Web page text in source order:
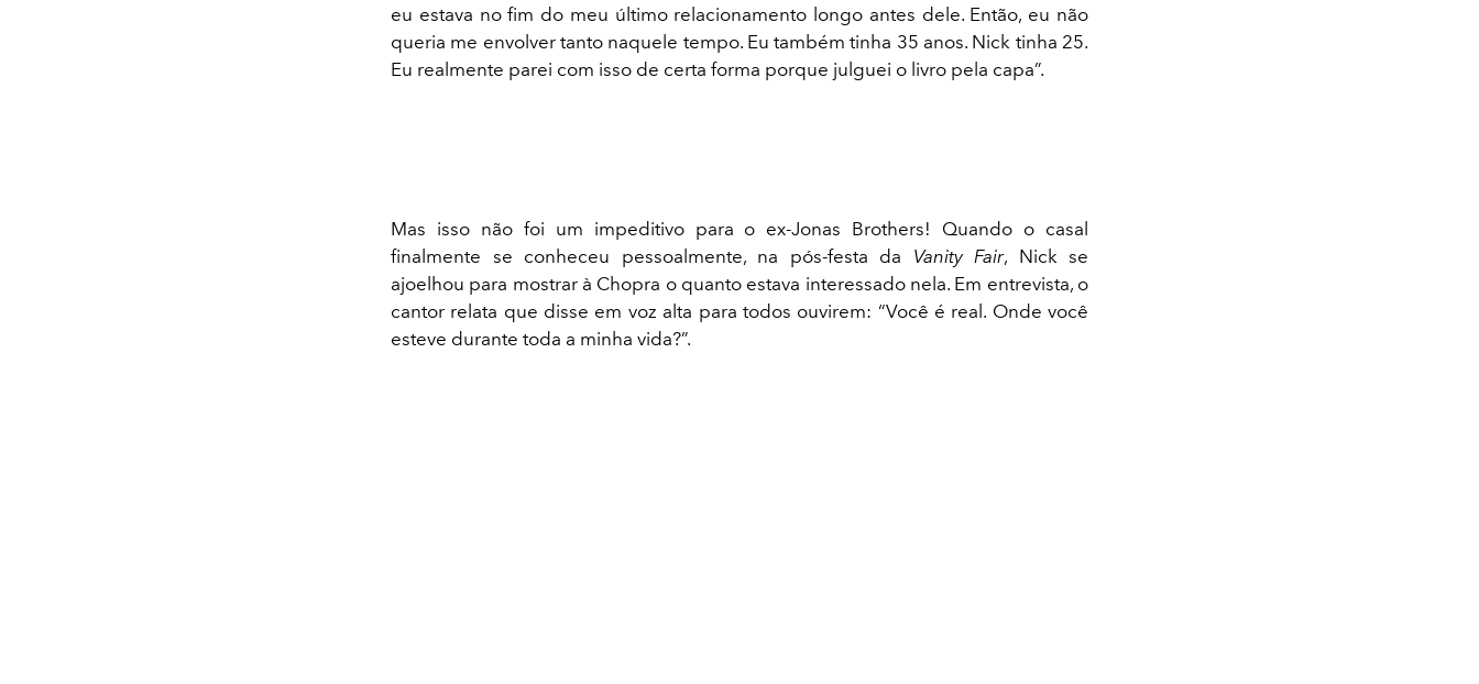
eu estava no fim do meu último relacionamento longo antes dele. Então, eu não
queria me envolver tanto naquele tempo. Eu também tinha 35 anos. Nick tinha 25.
Eu realmente parei com isso de certa forma porque julguei o livro pela capa”.
Mas isso não foi um impeditivo para o ex-Jonas Brothers! Quando o casal
finalmente se conheceu pessoalmente, na pós-festa da Vanity Fair, Nick se
ajoelhou para mostrar à Chopra o quanto estava interessado nela. Em entrevista, o
cantor relata que disse em voz alta para todos ouvirem: “Você é real. Onde você
esteve durante toda a minha vida?”.